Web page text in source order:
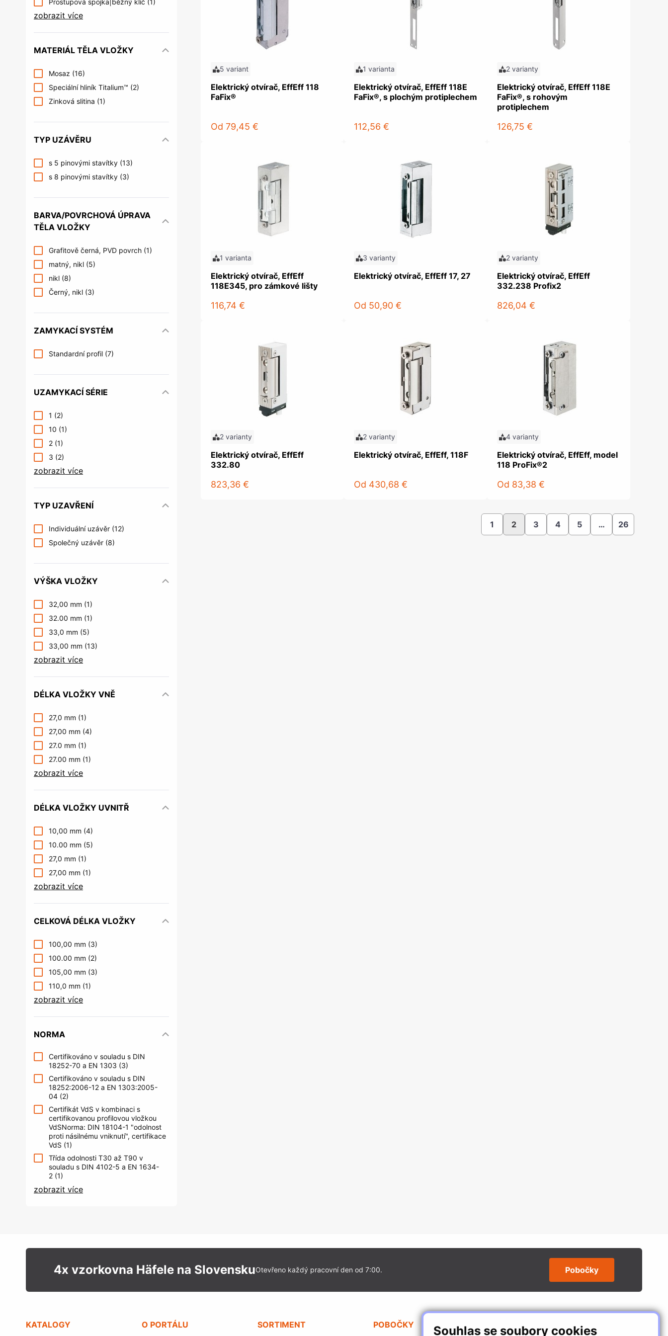
Souhlas se soubory cookies
Prostupová spojka|běžný klíč (1)
zobrazit více
MATERIÁL TĚLA VLOŽKY
Mosaz (16)
Speciální hliník Titalium™ (2)
Zinková slitina (1)
TYP UZÁVĚRU
s 5 pinovými stavítky (13)
s 8 pinovými stavítky (3)
BARVA/POVRCHOVÁ ÚPRAVA
TĚLA VLOŽKY
Grafitově černá, PVD povrch (1)
matný, nikl (5)
nikl (8)
Černý, nikl (3)
ZAMYKACÍ SYSTÉM
Standardní profil (7)
UZAMYKACÍ SÉRIE
1 (2)
10 (1)
2 (1)
3 (2)
zobrazit více
TYP UZAVŘENÍ
Individuální uzávěr (12)
Společný uzávěr (8)
VÝŠKA VLOŽKY
32,00 mm (1)
32.00 mm (1)
33,0 mm (5)
33,00 mm (13)
zobrazit více
DÉLKA VLOŽKY VNĚ
27,0 mm (1)
27,00 mm (4)
27.0 mm (1)
27.00 mm (1)
zobrazit více
DÉLKA VLOŽKY UVNITŘ
10,00 mm (4)
10.00 mm (5)
27,0 mm (1)
27,00 mm (1)
zobrazit více
CELKOVÁ DÉLKA VLOŽKY
100,00 mm (3)
100.00 mm (2)
105,00 mm (3)
110,0 mm (1)
zobrazit více
NORMA
Certifikováno v souladu s DIN
18252-70 a EN 1303 (3)
Certifikováno v souladu s DIN
18252:2006-12 a EN 1303:2005-
04 (2)
Certifikát VdS v kombinaci s
certifikovanou profilovou vložkou
VdSNorma: DIN 18104-1 "odolnost
proti násilnému vniknutí", certifikace
VdS (1)
Třída odolnosti T30 až T90 v
souladu s DIN 4102-5 a EN 1634-
2 (1)
zobrazit více
5 variant
Elektrický otvírač, EffEff 118
FaFix®
Od 79,45 €
1 varianta
Elektrický otvírač, EffEff 118E
FaFix®, s plochým protiplechem
112,56 €
2 varianty
Elektrický otvírač, EffEff 118E
FaFix®, s rohovým
protiplechem
126,75 €
1 varianta
Elektrický otvírač, EffEff
118E345, pro zámkové lišty
116,74 €
3 varianty
Elektrický otvírač, EffEff 17, 27
Od 50,90 €
2 varianty
Elektrický otvírač, EffEff
332.238 Profix2
826,04 €
2 varianty
Elektrický otvírač, EffEff
332.80
823,36 €
2 varianty
Elektrický otvírač, EffEff, 118F
Od 430,68 €
4 varianty
Elektrický otvírač, EffEff, model
118 ProFix®2
Od 83,38 €
1 2 3 4 5 … 26
4x vzorkovna Häfele na SlovenskuOtevřeno každý pracovní den od 7:00. Pobočky
KATALOGY O PORTÁLU SORTIMENT POBOČKY SLEDUJTE NÁS